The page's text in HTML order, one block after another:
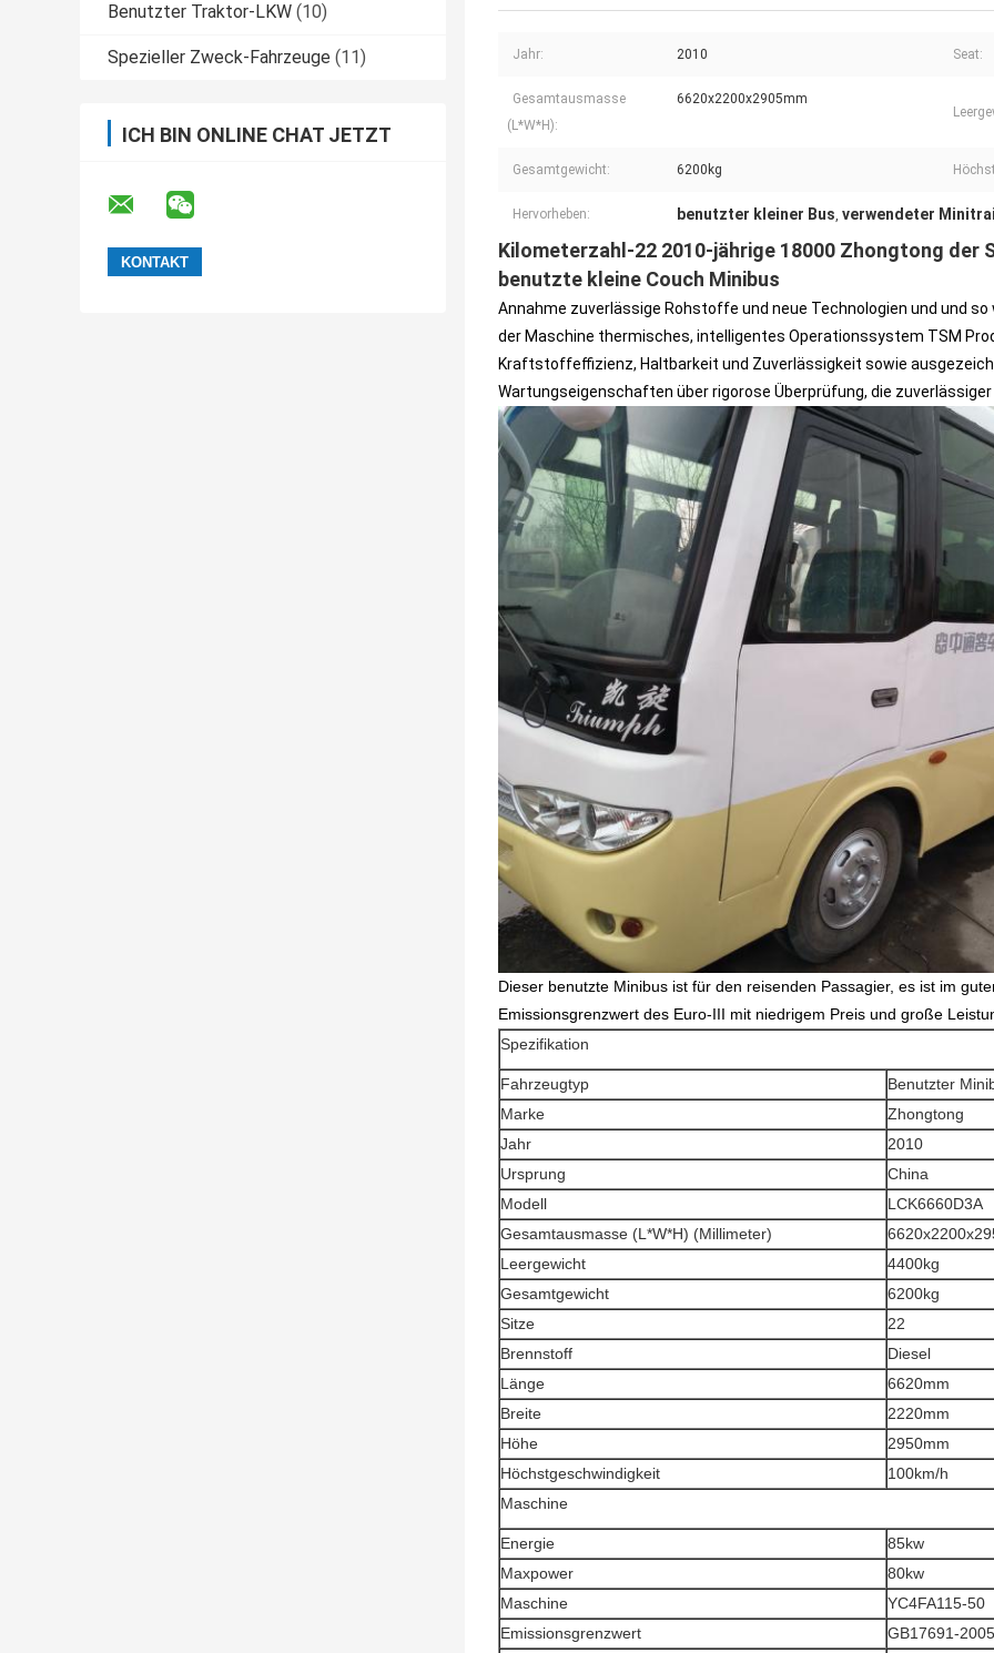
Benutzter Traktor-LKW (10)
Spezieller Zweck-Fahrzeuge (11)
ICH BIN ONLINE CHAT JETZT
Jahr: 2010 Seat:
Gesamtausmasse
(L*W*H):
6620x2200x2905mm
Gesamtgewicht: 6200kg
Hervorheben: benutzter kleiner Bus, verwendeter
Kilometerzahl-22 2010-jährige 18000 Zhongtong
benutzte kleine Couch Minibus
Annahme zuverlässige Rohstoffe und neue Technologien und und
der Maschine thermisches, intelligentes Operationssystem TSM
Kraftstoffeffizienz, Haltbarkeit und Zuverlässigkeit sowie
Wartungseigenschaften über rigorose Überprüfung, die
Dieser benutzte Minibus ist für den reisenden Passagier, es ist im
Emissionsgrenzwert des Euro-III mit niedrigem Preis und große
Spezifikation
Fahrzeugtyp
Benutzter
Marke
Zhongtong
Jahr
2010
Ursprung
China
Modell
LCK6660D3A
Gesamtausmasse (L*W*H) (Millimeter)
Leergewicht
4400kg
Gesamtgewicht
6200kg
Sitze
22
Brennstoff
Diesel
Länge
6620mm
Breite
2220mm
Höhe
2950mm
Höchstgeschwindigkeit
100km/h
Maschine
Energie
85kw
Maxpower
80kw
Maschine
YC4FA115-50
Emissionsgrenzwert
GB17691-2005
Hinterlass eine Nachricht
Wir rufen Sie bald zurück!